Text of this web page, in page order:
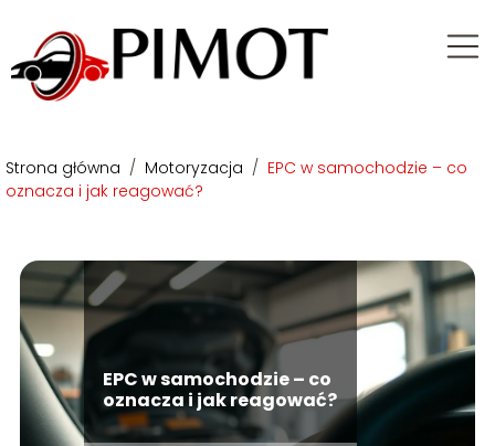
Strona główna / Motoryzacja / EPC w samochodzie – co
oznacza i jak reagować?
EPC w samochodzie – co
oznacza i jak reagować?